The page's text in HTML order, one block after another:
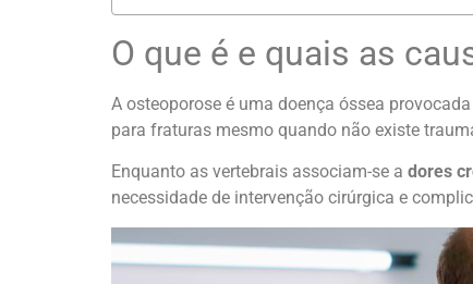
O que é e quais as
A osteoporose é uma doença óssea
para fraturas mesmo quando não existe
Enquanto as vertebrais associam-se a dores
necessidade de intervenção cirúrgica e